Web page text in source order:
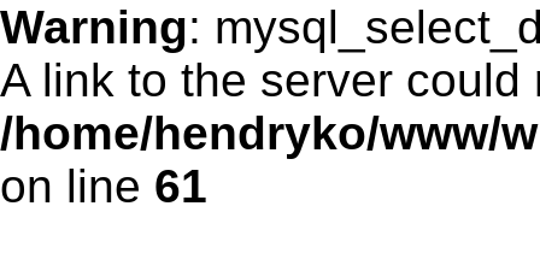
Warning:
A link to the server
/home/hendryko/www/
on line 61